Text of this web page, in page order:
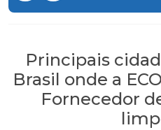
Principais
Brasil onde a
Fornecedor